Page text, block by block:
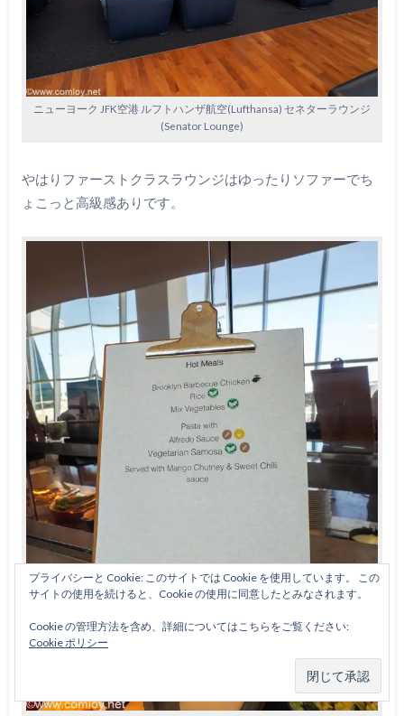
ニューヨーク JFK空港 ルフトハンザ航空(Lufthansa) セネターラウンジ
(Senator Lounge)
やはりファーストクラスラウンジはゆったりソファーでち
ょこっと高級感ありです。
プライバシーと Cookie: このサイトでは Cookie を使用しています。 この
サイトの使用を続けると、Cookie の使用に同意したとみなされます。
Cookie の管理方法を含め、詳細についてはこちらをご覧ください:
Cookie ポリシー